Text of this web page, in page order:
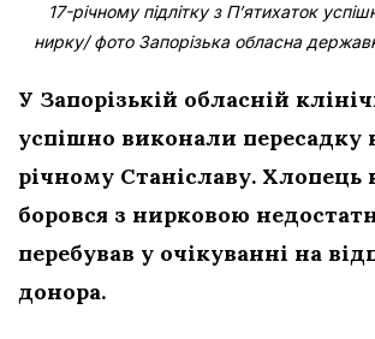
17-річному підлітку з Пʼятихаток
нирку/ фото Запорізька обласна
У Запорізькій обласній
успішно виконали пересадку
річному Станіславу. Хлопець
боровся з нирковою
перебував у очікуванні на
донора.